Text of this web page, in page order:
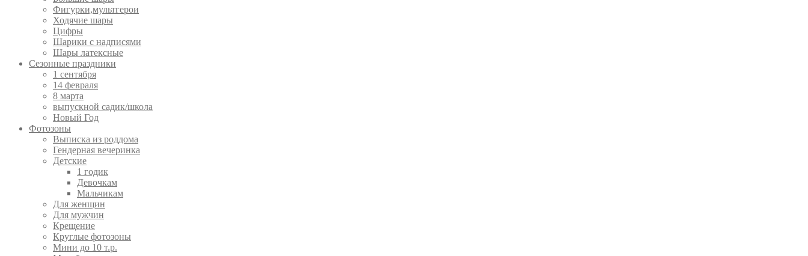
Фигурки,мультгерои
Ходячие шары
Цифры
Шарики с надписями
Шары латексные
Сезонные праздники
1 сентября
14 февраля
8 марта
выпускной садик/школа
Новый Год
Фотозоны
Выписка из роддома
Гендерная вечеринка
Детские
1 годик
Девочкам
Мальчикам
Для женщин
Для мужчин
Крещение
Круглые фотозоны
Мини до 10 т.р.